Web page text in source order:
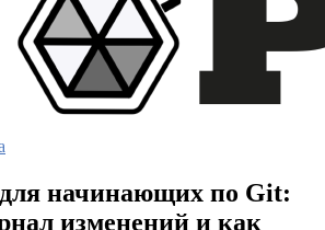
для начинающих по Git:
изменений и как